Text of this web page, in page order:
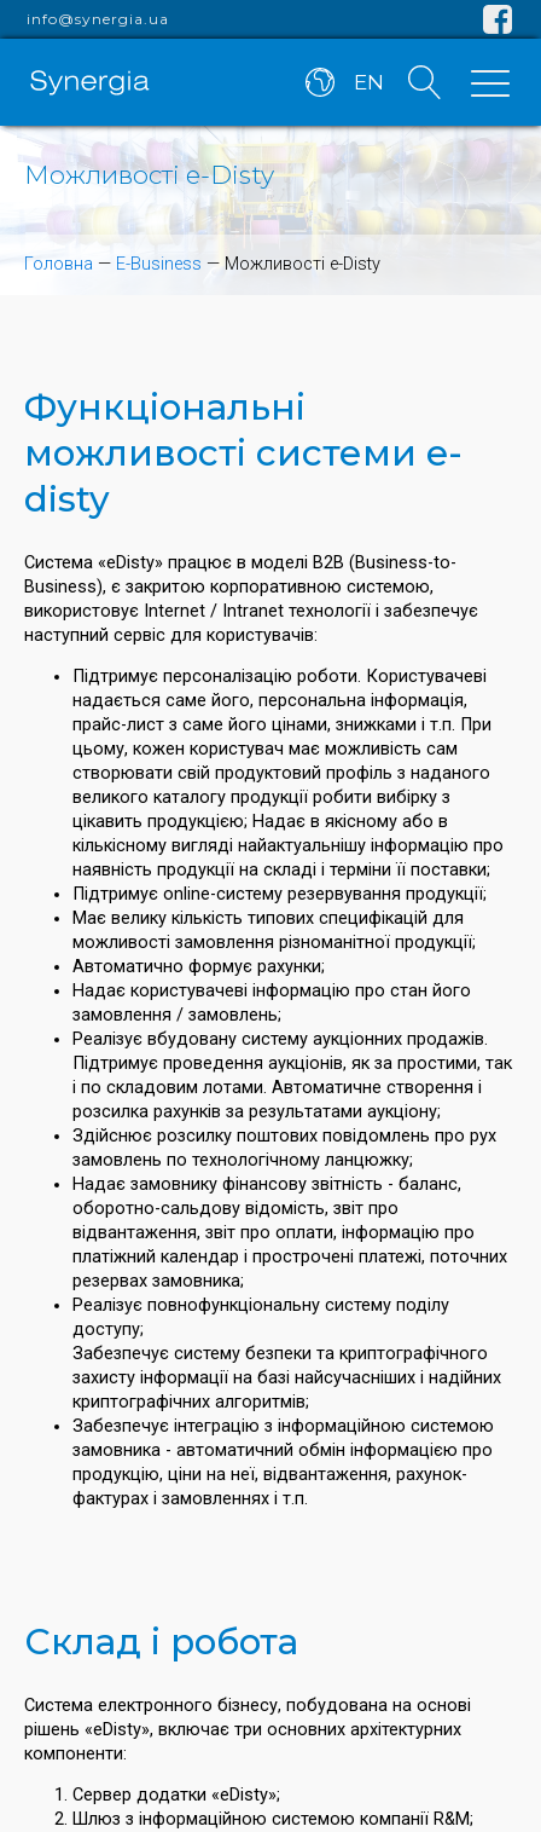
info@synergia.ua
EN
Можливості e-Disty
Головна — E-Business — Можливості e-Disty
Функціональні
можливості системи e-
disty
Система «eDisty» працює в моделі B2B (Business-to-
Business), є закритою корпоративною системою,
використовує Internet / Intranet технології і забезпечує
наступний сервіс для користувачів:
Підтримує персоналізацію роботи. Користувачеві
надається саме його, персональна інформація,
прайс-лист з саме його цінами, знижками і т.п. При
цьому, кожен користувач має можливість сам
створювати свій продуктовий профіль з наданого
великого каталогу продукції робити вибірку з
цікавить продукцією; Надає в якісному або в
кількісному вигляді найактуальнішу інформацію про
наявність продукції на складі і терміни її поставки;
Підтримує online-систему резервування продукції;
Має велику кількість типових специфікацій для
можливості замовлення різноманітної продукції;
Автоматично формує рахунки;
Надає користувачеві інформацію про стан його
замовлення / замовлень;
Реалізує вбудовану систему аукціонних продажів.
Підтримує проведення аукціонів, як за простими, так
і по складовим лотами. Автоматичне створення і
розсилка рахунків за результатами аукціону;
Здійснює розсилку поштових повідомлень про рух
замовлень по технологічному ланцюжку;
Надає замовнику фінансову звітність - баланс,
оборотно-сальдову відомість, звіт про
відвантаження, звіт про оплати, інформацію про
платіжний календар і прострочені платежі, поточних
резервах замовника;
Реалізує повнофункціональну систему поділу
доступу;
Забезпечує систему безпеки та криптографічного
захисту інформації на базі найсучасніших і надійних
криптографічних алгоритмів;
Забезпечує інтеграцію з інформаційною системою
замовника - автоматичний обмін інформацією про
продукцію, ціни на неї, відвантаження, рахунок-
фактурах і замовленнях і т.п.
Склад і робота
Система електронного бізнесу, побудована на основі
рішень «eDisty», включає три основних архітектурних
компоненти:
Сервер додатки «eDisty»;
Шлюз з інформаційною системою компанії R&M;